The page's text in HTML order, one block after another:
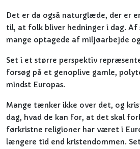
Det er da også naturglæde, der er
til, at folk bliver hedninger i dag. Af
mange optagede af miljøarbejde
Set i et større perspektiv
forsøg på et genoplive gamle,
mindst Europas.
Mange tænker ikke over det, og
dag, hvad de kan for, at det skal
førkristne religioner har været i
længere tid end kristendommen.